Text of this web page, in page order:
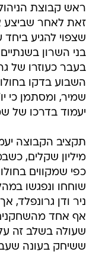
שצפוי להגיע
בני השרון
בעבר כעוזרו של
השבוע בדקו
שמיר, ומסתמן כי
יעמוד בדרכו של
תקציב הקבוצה
כפי שמקווים
שוחחו ונפגשו
ניר ודן גרונפלד,
אף אחד
שעולה בשלב זה
ששיחק בעונה
לקראת סוף השבוע